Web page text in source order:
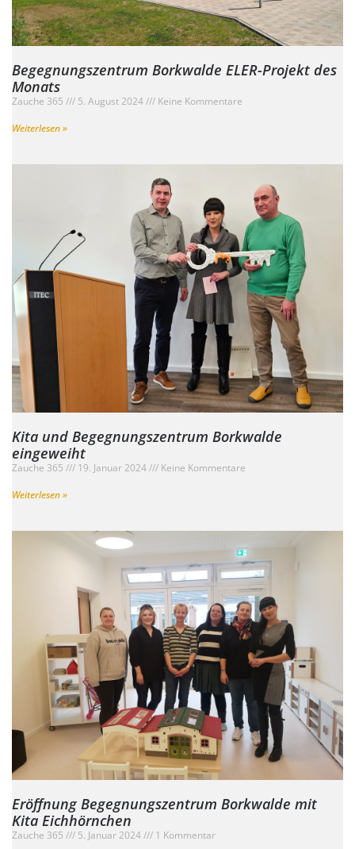
Begegnungszentrum Borkwalde ELER-Projekt des
Monats
Zauche 365 5. August 2024
Keine Kommentare
Weiterlesen »
Kita und Begegnungszentrum Borkwalde
eingeweiht
Zauche 365 19. Januar 2024
Keine Kommentare
Weiterlesen »
Eröffnung Begegnungszentrum Borkwalde mit
Kita Eichhörnchen
Zauche 365 5. Januar 2024 1 Kommentar